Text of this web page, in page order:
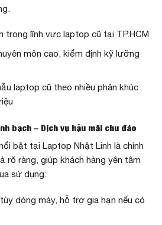
trong lĩnh vực laptop cũ tại TP.HCM
môn cao, kiểm định kỹ lưỡng
laptop cũ theo nhiều phân khúc
bạch – Dịch vụ hậu mãi chu đáo
bật tại Laptop Nhật Linh là chính
rõ ràng, giúp khách hàng yên tâm
sử dụng:
dòng máy, hỗ trợ gia hạn nếu có